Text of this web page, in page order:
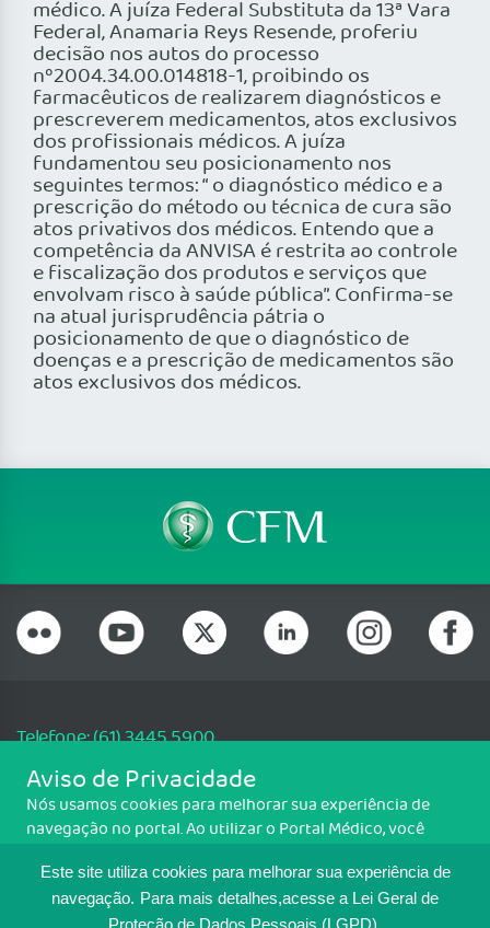
Este site utiliza cookies para melhorar sua experiência de
navegação. Para mais detalhes,acesse a Lei Geral de
médico. A juíza Federal Substituta da 13ª Vara
Federal, Anamaria Reys Resende, proferiu
decisão nos autos do processo
nº2004.34.00.014818-1, proibindo os
farmacêuticos de realizarem diagnósticos e
prescreverem medicamentos, atos exclusivos
dos profissionais médicos. A juíza
fundamentou seu posicionamento nos
seguintes termos: “ o diagnóstico médico e a
prescrição do método ou técnica de cura são
atos privativos dos médicos. Entendo que a
competência da ANVISA é restrita ao controle
e fiscalização dos produtos e serviços que
envolvam risco à saúde pública”. Confirma-se
na atual jurisprudência pátria o
posicionamento de que o diagnóstico de
doenças e a prescrição de medicamentos são
atos exclusivos dos médicos.
Telefone: (61) 3445 5900
Email: cfm@portalmedico.org.br
SGAS 616, Conjunto D, Lote 115, L2 Sul, Brasília/DF - CEP: 70200-760 -
CNPJ: 33.583.550/0001-30
MAPA DO SITE
Aviso de Privacidade
Nós usamos cookies para melhorar sua experiência de
navegação no portal. Ao utilizar o Portal Médico, você
Para ter mais informações sobre como isso é feito, acesse
Política de cookies. Se você concorda, clique em ACEITO.